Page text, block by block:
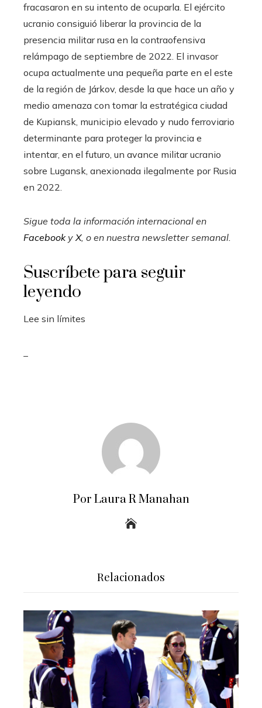
fracasaron en su intento de ocuparla. El ejército
ucranio consiguió liberar la provincia de la
presencia militar rusa en la contraofensiva
relámpago de septiembre de 2022. El invasor
ocupa actualmente una pequeña parte en el este
de la región de Járkov, desde la que hace un año y
medio amenaza con tomar la estratégica ciudad
de Kupiansk, municipio elevado y nudo ferroviario
determinante para proteger la provincia e
intentar, en el futuro, un avance militar ucranio
sobre Lugansk, anexionada ilegalmente por Rusia
en 2022.
Sigue toda la información internacional en
FacebookyX, o en nuestra newsletter semanal.
Suscríbete para seguir
leyendo
Lee sin límites
Por Laura R Manahan
Relacionados